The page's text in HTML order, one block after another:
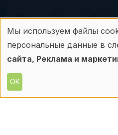
Пользовательское
соглашение
Любое использование
данных
и
Мы используем файлы
персональные данные в
сайта, Реклама и
ОК